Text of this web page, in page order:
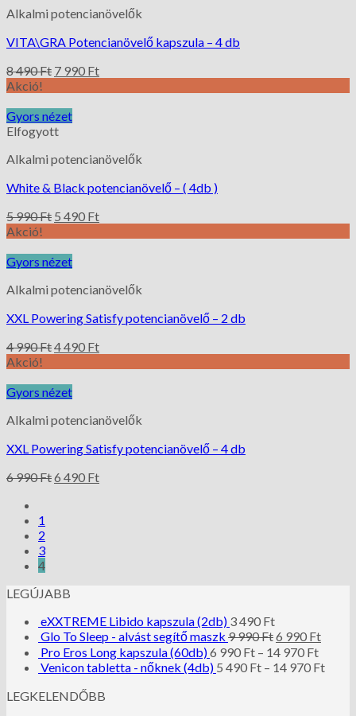
Alkalmi potencianövelők
VITA\GRA Potencianövelő kapszula – 4 db
8 490Ft 7 990 Ft
Akció!
Gyors nézet
Elfogyott
Alkalmi potencianövelők
White & Black potencianövelő – ( 4db )
5 990Ft 5 490 Ft
Akció!
Gyors nézet
Alkalmi potencianövelők
XXL Powering Satisfy potencianövelő – 2 db
4 990Ft4 490 Ft
Akció!
Gyors nézet
Alkalmi potencianövelők
XXL Powering Satisfy potencianövelő – 4 db
6 990Ft6 490 Ft
1
2
3
4
LEGÚJABB
eXXTREME Libido kapszula (2db) 3 490 Ft
Glo To Sleep - alvást segítő maszk 9 990Ft6 990 Ft
Pro Eros Long kapszula (60db)6 990 Ft – 14 970 Ft
Venicon tabletta - nőknek (4db) 5 490 Ft – 14 970 Ft
LEGKELENDŐBB